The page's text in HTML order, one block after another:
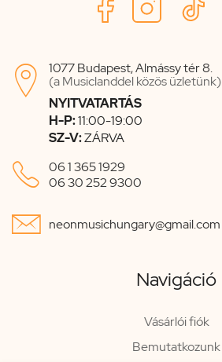

1077 Budapest, Almássy tér 8.
(a Musiclanddel közös üzletünk)
NYITVATARTÁS
H-P:11:00-19:00
SZ-V:ZÁRVA
 06 1 365 1929
06 30 252 9300
 neonmusichungary@gmail.com
Navigáció
Vásárlói fiók
Bemutatkozunk